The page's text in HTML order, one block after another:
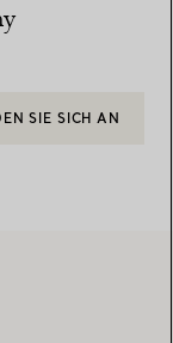
SIE SICH AN